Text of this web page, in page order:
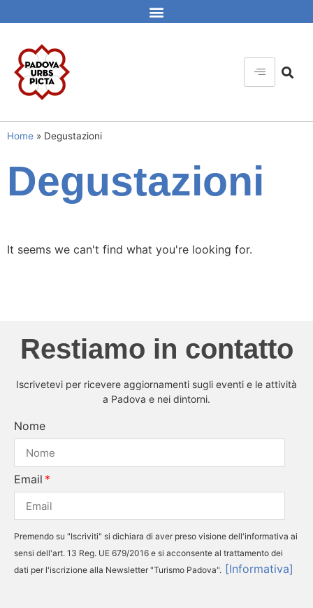
Home » Degustazioni
Degustazioni
It seems we can't find what you're looking for.
Restiamo in contatto
Iscrivetevi per ricevere aggiornamenti sugli eventi e le attività
a Padova e nei dintorni.
Nome
Email
Premendo su "Iscriviti" si dichiara di aver preso visione dell'informativa ai
sensi dell'art. 13 Reg. UE 679/2016 e si acconsente al trattamento dei
dati per l'iscrizione alla Newsletter "Turismo Padova". [Informativa]